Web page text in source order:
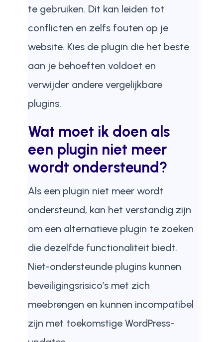
te gebruiken. Dit kan leiden tot
conflicten en zelfs fouten op je
website. Kies de plugin die het beste
aan je behoeften voldoet en
verwijder andere vergelijkbare
plugins.
Wat moet ik doen als
een plugin niet meer
wordt ondersteund?
Als een plugin niet meer wordt
ondersteund, kan het verstandig zijn
om een alternatieve plugin te zoeken
die dezelfde functionaliteit biedt.
Niet-ondersteunde plugins kunnen
beveiligingsrisico’s met zich
meebrengen en kunnen incompatibel
zijn met toekomstige WordPress-